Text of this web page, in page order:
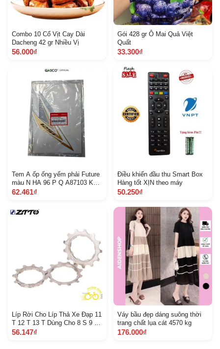
Combo 10 Cổ Vịt Cay Dài
Dacheng 42 gr Nhiều Vị
56.000₫
Gói 428 gr Ô Mai Quả Việt
Quất
33.300₫
Tem A ốp ống yếm phải Future
màu N HA 96 P Q A87103 K
YL 900 Z C
62.461₫
Điều khiển đầu thu Smart Box
Hàng tốt XỊN theo máy
50.250₫
Líp Rời Cho Líp Thả Xe Đạp 11
T 12 T 13 T Dùng Cho 8 S 9 S
10 S 11 S 12 S
56.147₫
Váy bầu đẹp dáng suông thời
trang chất lụa cát 4570 kg
176.000₫